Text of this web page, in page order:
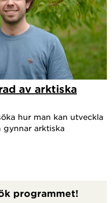
av arktiska
hur man kan utveckla
gynnar arktiska
programmet!